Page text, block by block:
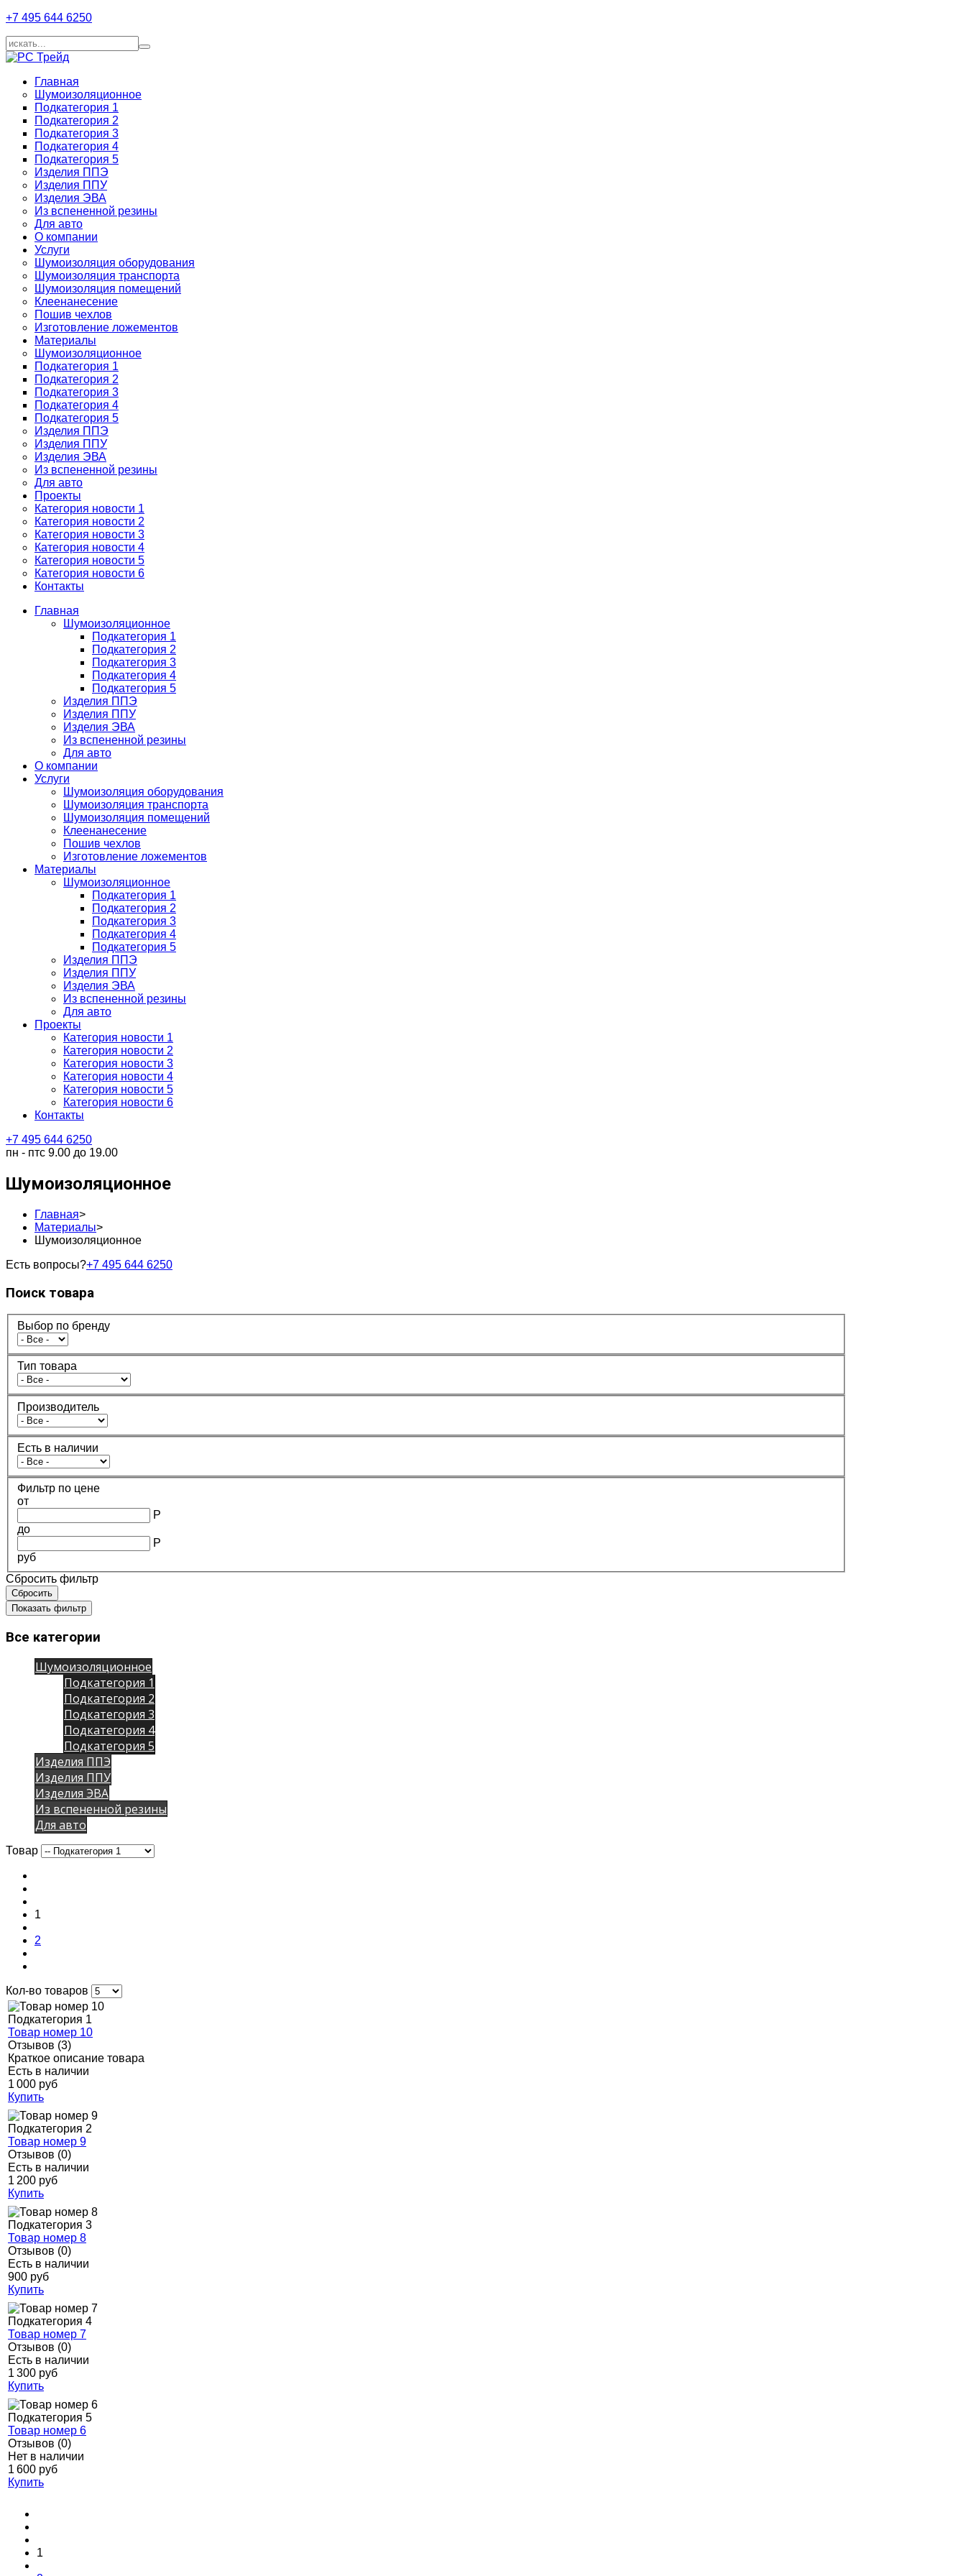
+7 495 644 6250
Главная
Шумоизоляционное
Подкатегория 1
Подкатегория 2
Подкатегория 3
Подкатегория 4
Подкатегория 5
Изделия ППЭ
Изделия ППУ
Изделия ЭВА
Из вспененной резины
Для авто
О компании
Услуги
Шумоизоляция оборудования
Шумоизоляция транспорта
Шумоизоляция помещений
Клеенанесение
Пошив чехлов
Изготовление ложементов
Материалы
Шумоизоляционное
Подкатегория 1
Подкатегория 2
Подкатегория 3
Подкатегория 4
Подкатегория 5
Изделия ППЭ
Изделия ППУ
Изделия ЭВА
Из вспененной резины
Для авто
Проекты
Категория новости 1
Категория новости 2
Категория новости 3
Категория новости 4
Категория новости 5
Категория новости 6
Контакты
Главная
Шумоизоляционное
Подкатегория 1
Подкатегория 2
Подкатегория 3
Подкатегория 4
Подкатегория 5
Изделия ППЭ
Изделия ППУ
Изделия ЭВА
Из вспененной резины
Для авто
О компании
Услуги
Шумоизоляция оборудования
Шумоизоляция транспорта
Шумоизоляция помещений
Клеенанесение
Пошив чехлов
Изготовление ложементов
Материалы
Шумоизоляционное
Подкатегория 1
Подкатегория 2
Подкатегория 3
Подкатегория 4
Подкатегория 5
Изделия ППЭ
Изделия ППУ
Изделия ЭВА
Из вспененной резины
Для авто
Проекты
Категория новости 1
Категория новости 2
Категория новости 3
Категория новости 4
Категория новости 5
Категория новости 6
Контакты
+7 495 644 6250
пн - птс 9.00 до 19.00
Шумоизоляционное
Главная>
Материалы>
Шумоизоляционное
Есть вопросы?+7 495 644 6250
Поиск товара
Выбор по бренду
Тип товара
Производитель
Есть в наличии
Фильтр по цене
от
Р
до
Р
руб
Сбросить фильтр
Все категории
Шумоизоляционное
Подкатегория 1
Подкатегория 2
Подкатегория 3
Подкатегория 4
Подкатегория 5
Изделия ППЭ
Изделия ППУ
Изделия ЭВА
Из вспененной резины
Для авто
Товар
1
2
Кол-во товаров
Подкатегория 1
Товар номер 10
Отзывов (3)
Краткое описание товара
Есть в наличии
1 000 руб
Купить
Подкатегория 2
Товар номер 9
Отзывов (0)
Есть в наличии
1 200 руб
Купить
Подкатегория 3
Товар номер 8
Отзывов (0)
Есть в наличии
900 руб
Купить
Подкатегория 4
Товар номер 7
Отзывов (0)
Есть в наличии
1 300 руб
Купить
Подкатегория 5
Товар номер 6
Отзывов (0)
Нет в наличии
1 600 руб
Купить
1